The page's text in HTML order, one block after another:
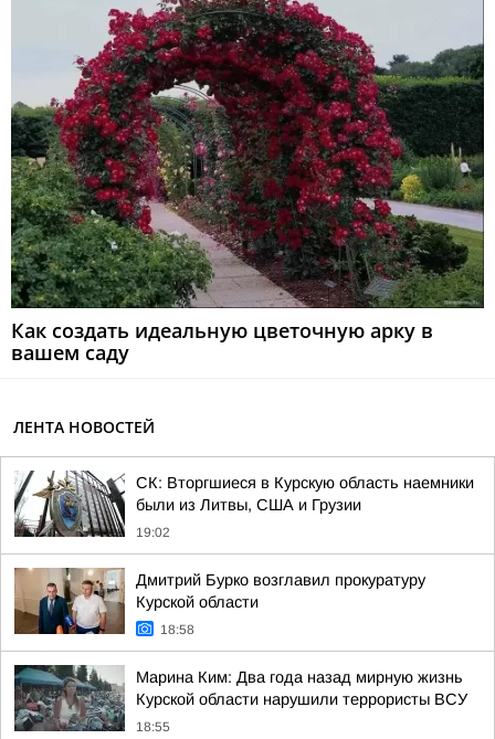
Как создать идеальную цветочную арку в
вашем саду
ЛЕНТА НОВОСТЕЙ
СК: Вторгшиеся в Курскую область наемники
были из Литвы, США и Грузии
19:02
Дмитрий Бурко возглавил прокуратуру
Курской области
18:58
Марина Ким: Два года назад мирную жизнь
Курской области нарушили террористы ВСУ
18:55